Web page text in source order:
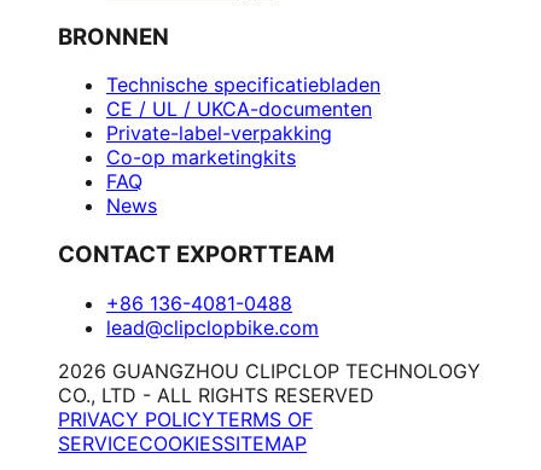
BRONNEN
Technische specificatiebladen
CE / UL / UKCA-documenten
Private-label-verpakking
Co-op marketingkits
FAQ
News
CONTACT EXPORTTEAM
+86 136-4081-0488
lead@clipclopbike.com
2026 GUANGZHOU CLIPCLOP TECHNOLOGY
CO., LTD - ALL RIGHTS RESERVED
PRIVACY POLICYTERMS OF
SERVICECOOKIESSITEMAP